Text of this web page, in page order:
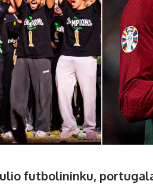
futbolininku,